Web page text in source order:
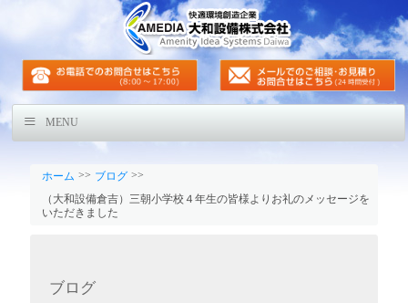
MENU
ホーム >> ブログ >>
（大和設備倉吉）三朝小学校４年生の皆様よりお礼のメッセージを
いただきました
ブログ